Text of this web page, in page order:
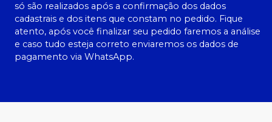
só são realizados após a confirmação dos dados
cadastrais e dos itens que constam no pedido. Fique
atento, após você finalizar seu pedido faremos a análise
e caso tudo esteja correto enviaremos os dados de
pagamento via WhatsApp.